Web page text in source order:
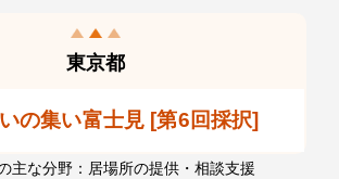
東京都
の集い富士見 [第6回採択]
主な分野：居場所の提供・相談支援